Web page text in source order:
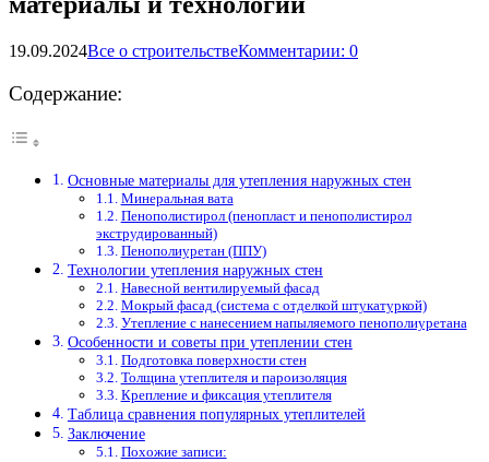
19.09.2024Все о строительствеКомментарии: 0
Содержание:
Основные материалы для утепления наружных стен
Минеральная вата
Пенополистирол (пенопласт и пенополистирол
экструдированный)
Пенополиуретан (ППУ)
Технологии утепления наружных стен
Навесной вентилируемый фасад
Мокрый фасад (система с отделкой штукатуркой)
Утепление с нанесением напыляемого пенополиуретана
Особенности и советы при утеплении стен
Подготовка поверхности стен
Толщина утеплителя и пароизоляция
Крепление и фиксация утеплителя
Таблица сравнения популярных утеплителей
Заключение
Похожие записи: